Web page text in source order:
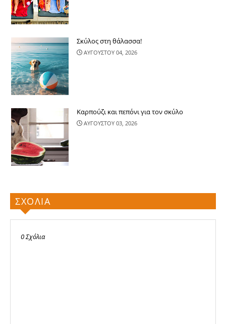
Σκύλος στη θάλασσα!
ΑΥΓΟΥΣΤΟΥ 04, 2026
Καρπούζι και πεπόνι για τον σκύλο
ΑΥΓΟΥΣΤΟΥ 03, 2026
ΣΧΟΛΙΑ
0 Σχόλια